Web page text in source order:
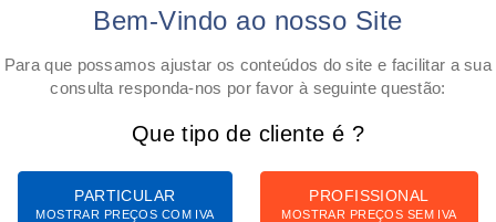
Bem-Vindo ao nosso Site
Para que possamos ajustar os conteúdos do site e facilitar a sua
consulta responda-nos por favor à seguinte questão:
Que tipo de cliente é ?
PARTICULAR
MOSTRAR PREÇOS COM IVA
PROFISSIONAL
MOSTRAR PREÇOS SEM IVA